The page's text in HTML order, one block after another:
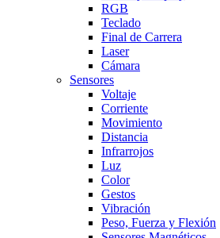
RGB
Teclado
Final de Carrera
Laser
Cámara
Sensores
Voltaje
Corriente
Movimiento
Distancia
Infrarrojos
Luz
Color
Gestos
Vibración
Peso, Fuerza y Flexión